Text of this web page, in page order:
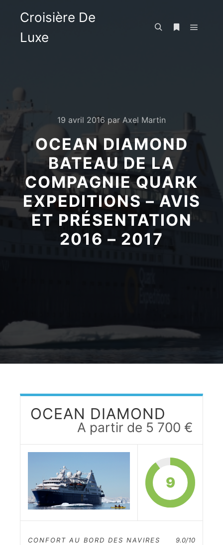
Croisière De
Luxe
19 avril 2016 par Axel Martin
OCEAN DIAMOND
BATEAU DE LA
COMPAGNIE QUARK
EXPEDITIONS – AVIS
ET PRÉSENTATION
2016 – 2017
OCEAN DIAMOND
A partir de 5 700 €
9
CONFORT AU BORD DES NAVIRES 9.0/10